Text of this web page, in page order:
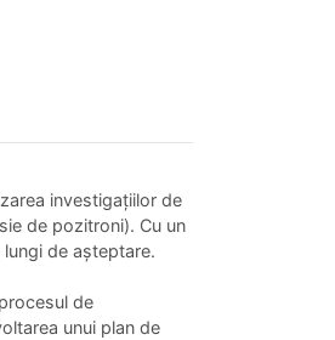
investigațiilor de
de pozitroni). Cu un
de așteptare.
de
unui plan de